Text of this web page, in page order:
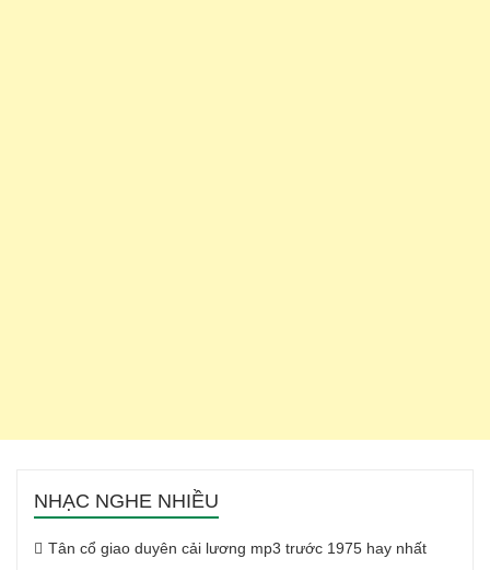
NHẠC NGHE NHIỀU
Tân cổ giao duyên cải lương mp3 trước 1975 hay nhất